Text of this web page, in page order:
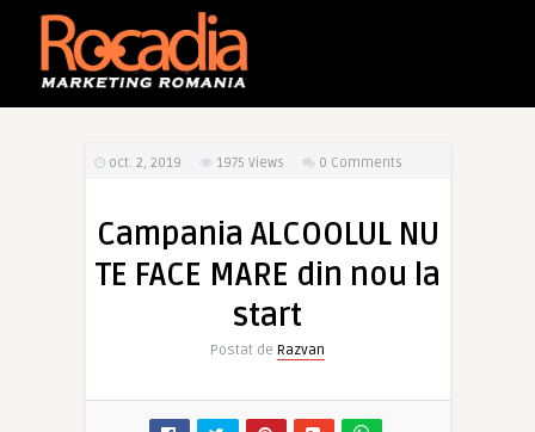
oct. 2, 2019 1975 Views 0 Comments
Campania ALCOOLUL NU
TE FACE MARE din nou la
start
Postat de Razvan